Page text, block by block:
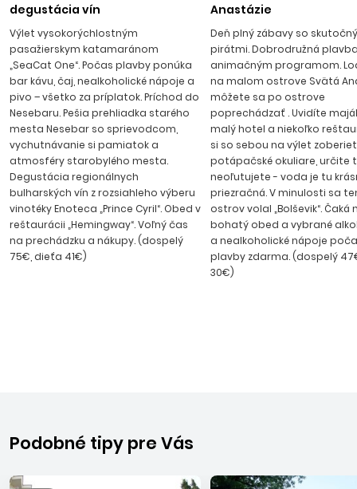
vstupom je dlhá takmer 8 kilometrov a je držiteľom
mora, pláže a prírodného prostredia. V stredisku je rušná
pobrežná promenáda s množstvom reštaurácií
ponúkajúcich bulharskú či medzinárodnú kuchyňu, bary,
kaviarne a diskotéky, v ktorých sa môžete počas
dovolenky zabaviť do neskorých večerných hodín. Transfer
z letiska na Slnečné pobrežie trvá cca 50 minút.
degustácia vín
Výlet vysokorýchlostným
pasažierskym katamaránom
„SeaCat One“. Počas plavby ponúka
bar kávu, čaj, nealkoholické nápoje a
pivo – všetko za príplatok. Príchod do
Nesebaru. Pešia prehliadka starého
mesta Nesebar so sprievodcom,
vychutnávanie si pamiatok a
atmosféry starobylého mesta.
Degustácia regionálnych
bulharských vín z rozsiahleho výberu
vinotéky Enoteca „Prince Cyril“. Obed v
reštaurácii „Hemingway“. Voľný čas
na prechádzku a nákupy. (dospelý
75€, dieťa 41€)
Anastázie
Deň plný zábavy so
pirátmi. Dobrodružná
animačným programom.
na malom ostrove Svätá
môžete sa po ostrove
poprechádzať . Uvidíte
malý hotel a niekoľko
si so sebou na výlet
potápačské okuliare, určite
neoľutujete - voda je tu
priezračná. V minulosti sa
ostrov volal „Bolševik“. Čaká
bohatý obed a vybrané
a nealkoholické nápoje
plavby zdarma. (dospelý
30€)
Podobné tipy pre Vás